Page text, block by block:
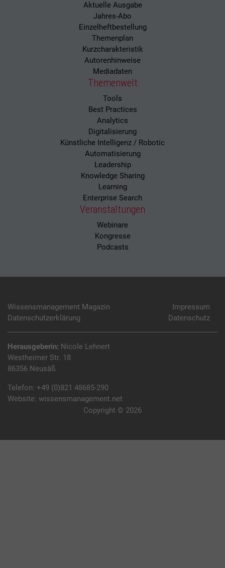
Aktuelle Ausgabe
Jahres-Abo
Einzelheftbestellung
Themenplan
Kurzcharakteristik
Autorenhinweise
Mediadaten
Themenwelt
Tools
Best Practices
Analytics
Digitalisierung
Künstliche Intelligenz / Robotic
Automatisierung
Leadership
Knowledge Sharing
Learning
Enterprise Search
Veranstaltungen
Webinare
Kongresse
Podcasts
Wissensmanagement Magazin
Impressum
Datenschutzerklärung
Datenschutz
Herausgeberin: Nicole Lehnert
Westheimer Str. 18
86356 Neusäß
Telefon: +49 (0)821 48685-290
Website: wissensmanagement.net
Copyright © 2026